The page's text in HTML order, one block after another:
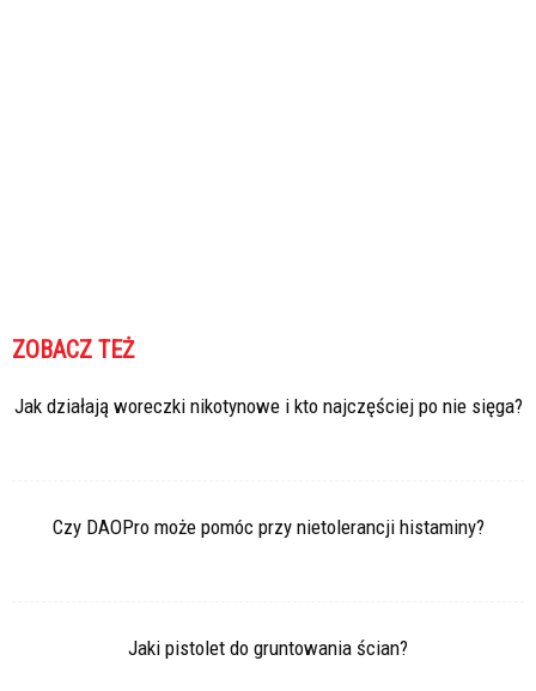
ZOBACZ TEŻ
Jak działają woreczki nikotynowe i kto najczęściej po nie sięga?
Czy DAOPro może pomóc przy nietolerancji histaminy?
Jaki pistolet do gruntowania ścian?